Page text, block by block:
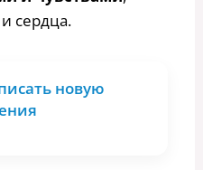
сердца.
новую